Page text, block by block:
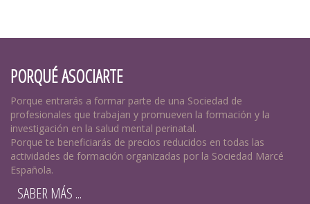
PORQUÉ ASOCIARTE
Porque entrarás a formar parte de una Sociedad de
profesionales que trabajan y promueven la formación y la
investigación en la salud mental perinatal.
Porque te beneficiarás de precios reducidos en todas las
actividades de formación organizadas por la Sociedad Marcé
Española.
SABER MÁS ...